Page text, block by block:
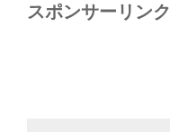
スポンサーリンク